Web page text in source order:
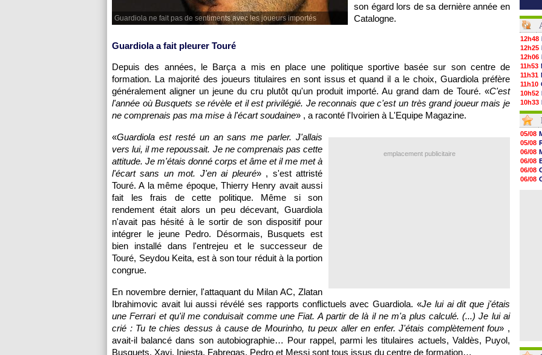
Guardiola ne fait pas de sentiments avec les joueurs importés
son égard lors de sa dernière année en
Catalogne.
Guardiola a fait pleurer Touré
Depuis des années, le Barça a mis en place une politique sportive basée sur son centre de
formation. La majorité des joueurs titulaires en sont issus et quand il a le choix, Guardiola préfère
généralement aligner un jeune du cru plutôt qu'un produit importé. Au grand dam de Touré. «C'est
l'année où Busquets se révèle et il est privilégié. Je reconnais que c'est un très grand joueur mais je
ne comprenais pas ma mise à l'écart soudaine» , a raconté l'Ivoirien à L'Equipe Magazine.
emplacement publicitaire
«Guardiola est resté un an sans me parler. J'allais
vers lui, il me repoussait. Je ne comprenais pas cette
attitude. Je m'étais donné corps et âme et il me met à
l'écart sans un mot. J'en ai pleuré» , s'est attristé
Touré. A la même époque, Thierry Henry avait aussi
fait les frais de cette politique. Même si son
rendement était alors un peu décevant, Guardiola
n'avait pas hésité à le sortir de son dispositif pour
intégrer le jeune Pedro. Désormais, Busquets est
bien installé dans l'entrejeu et le successeur de
Touré, Seydou Keita, est à son tour réduit à la portion
congrue.
En novembre dernier, l'attaquant du Milan AC, Zlatan
Ibrahimovic avait lui aussi révélé ses rapports conflictuels avec Guardiola. «Je lui ai dit que j'étais
une Ferrari et qu'il me conduisait comme une Fiat. A partir de là il ne m'a plus calculé. (...) Je lui ai
crié : Tu te chies dessus à cause de Mourinho, tu peux aller en enfer. J'étais complètement fou» ,
avait-il balancé dans son autobiographie… Pour rappel, parmi les titulaires actuels, Valdès, Puyol,
Busquets, Xavi, Iniesta, Fabregas, Pedro et Messi sont tous issus du centre de formation…
12h48
12h25
12h06
11h53
11h31
11h10
10h52
10h33
10h12
10h09
10h05
09h44
09h24
09h06
08h44
08h22
06/08
05/08
05/08
06/08
06/08
06/08
06/08